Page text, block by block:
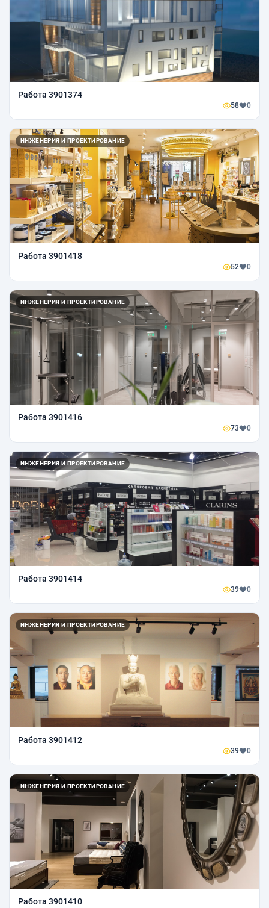
Работа 3901374
58 0
ИНЖЕНЕРИЯ И ПРОЕКТИРОВАНИЕ
Работа 3901418
52 0
ИНЖЕНЕРИЯ И ПРОЕКТИРОВАНИЕ
Работа 3901416
73 0
ИНЖЕНЕРИЯ И ПРОЕКТИРОВАНИЕ
Работа 3901414
39 0
ИНЖЕНЕРИЯ И ПРОЕКТИРОВАНИЕ
Работа 3901412
39 0
ИНЖЕНЕРИЯ И ПРОЕКТИРОВАНИЕ
Работа 3901410